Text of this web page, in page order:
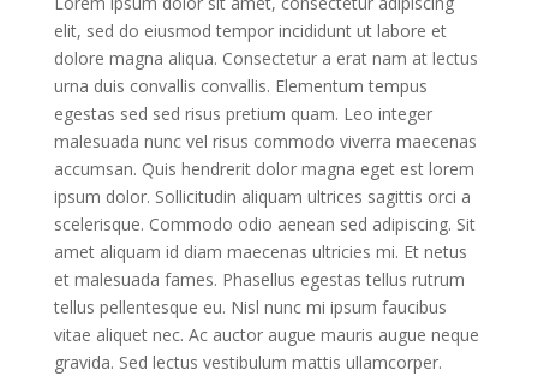
elit, sed do eiusmod tempor incididunt ut labore et
dolore magna aliqua. Consectetur a erat nam at lectus
urna duis convallis convallis. Elementum tempus
egestas sed sed risus pretium quam. Leo integer
malesuada nunc vel risus commodo viverra maecenas
accumsan. Quis hendrerit dolor magna eget est lorem
ipsum dolor. Sollicitudin aliquam ultrices sagittis orci a
scelerisque. Commodo odio aenean sed adipiscing. Sit
amet aliquam id diam maecenas ultricies mi. Et netus
et malesuada fames. Phasellus egestas tellus rutrum
tellus pellentesque eu. Nisl nunc mi ipsum faucibus
vitae aliquet nec. Ac auctor augue mauris augue neque
gravida. Sed lectus vestibulum mattis ullamcorper.